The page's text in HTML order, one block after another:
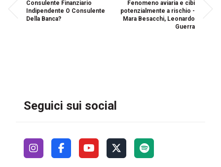
Consulente Finanziario
Indipendente O Consulente
Della Banca?
Fenomeno aviaria e cibi
potenzialmente a rischio -
Mara Besacchi, Leonardo
Guerra
Seguici sui social